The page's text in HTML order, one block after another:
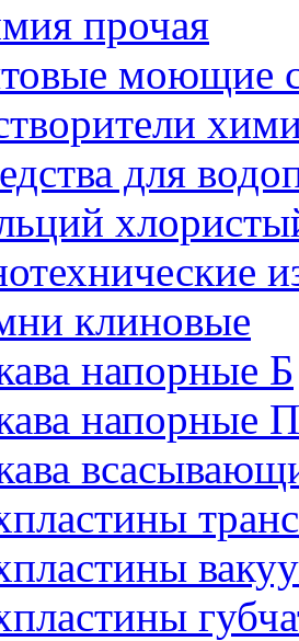
прочая
моющие
для
клиновые
напорные Б
напорные П